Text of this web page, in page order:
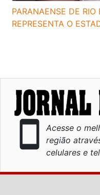
PARANAENSE DE
REPRESENTA O
smartphone
Acesse o
região
celulares e